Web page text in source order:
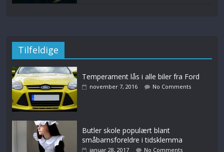
Tilfeldige
Temperament lås i alle biler fra Ford
november 7, 2016 No Comments
Butler skole populært blant
småbarnsforeldre i tidsklemma
januar 28, 2017 No Comments